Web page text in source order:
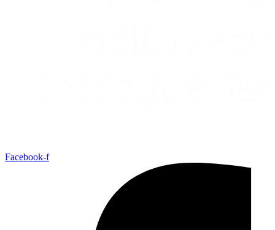
Facebook-f